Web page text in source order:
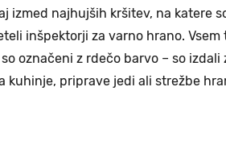
izmed najhujših kršitev, na katere
inšpektorji za varno hrano.
označeni z rdečo barvo – so izdali
kuhinje, priprave jedi ali strežbe